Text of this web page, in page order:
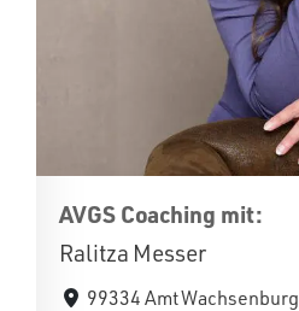
AVGS Coaching mit:
Ralitza Messer
99334 Amt Wachsenburg